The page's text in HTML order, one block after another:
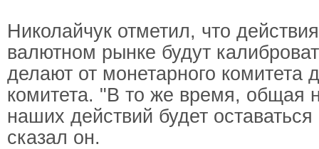
Николайчук отметил, что
валютном рынке будут
делают от монетарного комитета
комитета. "В то же время, общая
наших действий будет
сказал он.